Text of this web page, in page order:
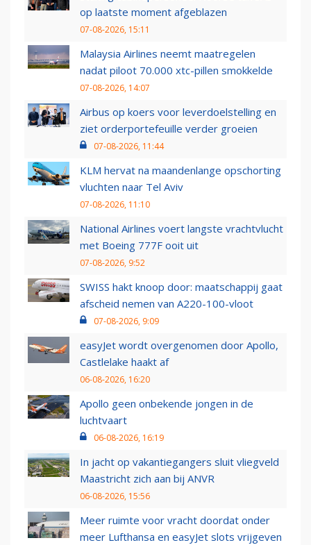
op laatste moment afgeblazen
07-08-2026, 15:11
Malaysia Airlines neemt maatregelen
nadat piloot 70.000 xtc-pillen smokkelde
07-08-2026, 14:07
Airbus op koers voor leverdoelstelling en
ziet orderportefeuille verder groeien
07-08-2026, 11:44
KLM hervat na maandenlange opschorting
vluchten naar Tel Aviv
07-08-2026, 11:10
National Airlines voert langste vrachtvlucht
met Boeing 777F ooit uit
07-08-2026, 9:52
SWISS hakt knoop door: maatschappij gaat
afscheid nemen van A220-100-vloot
07-08-2026, 9:09
easyJet wordt overgenomen door Apollo,
Castlelake haakt af
06-08-2026, 16:20
Apollo geen onbekende jongen in de
luchtvaart
06-08-2026, 16:19
In jacht op vakantiegangers sluit vliegveld
Maastricht zich aan bij ANVR
06-08-2026, 15:56
Meer ruimte voor vracht doordat onder
meer Lufthansa en easyJet slots vrijgeven